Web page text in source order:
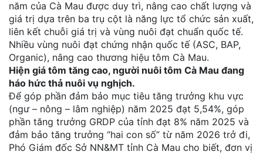
năm của Cà Mau được duy trì, nâng cao chất lượng và
giá trị dựa trên ba trụ cột là năng lực tổ chức sản xuất,
liên kết chuỗi giá trị và vùng nuôi đạt chuẩn quốc tế.
Nhiều vùng nuôi đạt chứng nhận quốc tế (ASC, BAP,
Organic), nâng cao thương hiệu tôm Cà Mau.
Hiện giá tôm tăng cao, người nuôi tôm Cà Mau đang
háo hức thả nuôi vụ nghịch.
Để góp phần đảm bảo mục tiêu tăng trưởng khu vực
(ngư – nông – lâm nghiệp) năm 2025 đạt 5,54%, góp
phần tăng trưởng GRDP của tỉnh đạt 8% năm 2025 và
đảm bảo tăng trưởng “hai con số” từ năm 2026 trở đi,
Phó Giám đốc Sở NN&MT tỉnh Cà Mau cho biết, đơn vị